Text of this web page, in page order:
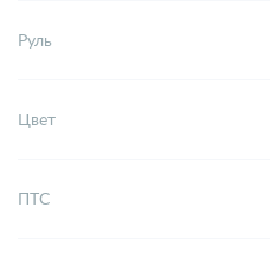
Руль
Цвет
ПТС